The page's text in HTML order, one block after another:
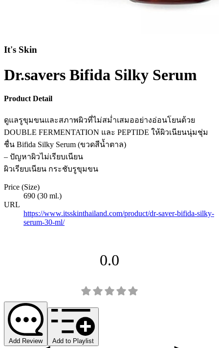
It's Skin
Dr.savers Bifida Silky Serum
Product Detail
ดูแลรูขุมขนและสภาพผิวที่ไม่สม่ำเสมออย่างอ่อนโยนด้วย
DOUBLE FERMENTATION และ PEPTIDE ให้ผิวเนียนนุ่มชุ่ม
ชื่น Bifida Silky Serum (ขวดสีน้ำตาล)
– ปัญหาผิวไม่เรียบเนียน
ผิวเรียบเนียน กระชับรูขุมขน
Price (Size)
690 (30 ml.)
URL
https://www.itsskinthailand.com/product/dr-saver-bifida-silky-
serum-30-ml/
0.0
Add Review Add to Playlist